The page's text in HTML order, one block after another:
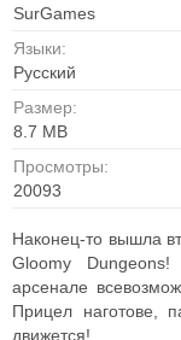
SurGames
Языки:
Русский
Размер:
8.7 MB
Просмотры:
20093
Наконец-то вышла
Gloomy
арсенале
Прицел наготове,
движется!